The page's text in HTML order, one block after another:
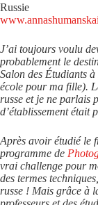
Russie
J’ai toujours voulu
probablement le
Salon des Étudiants
école pour ma fille).
russe et je ne parlais
d’établissement était
Après avoir étudié le
programme de
vrai challenge pour
des termes
russe ! Mais grâce à